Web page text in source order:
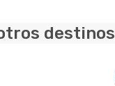
destinos